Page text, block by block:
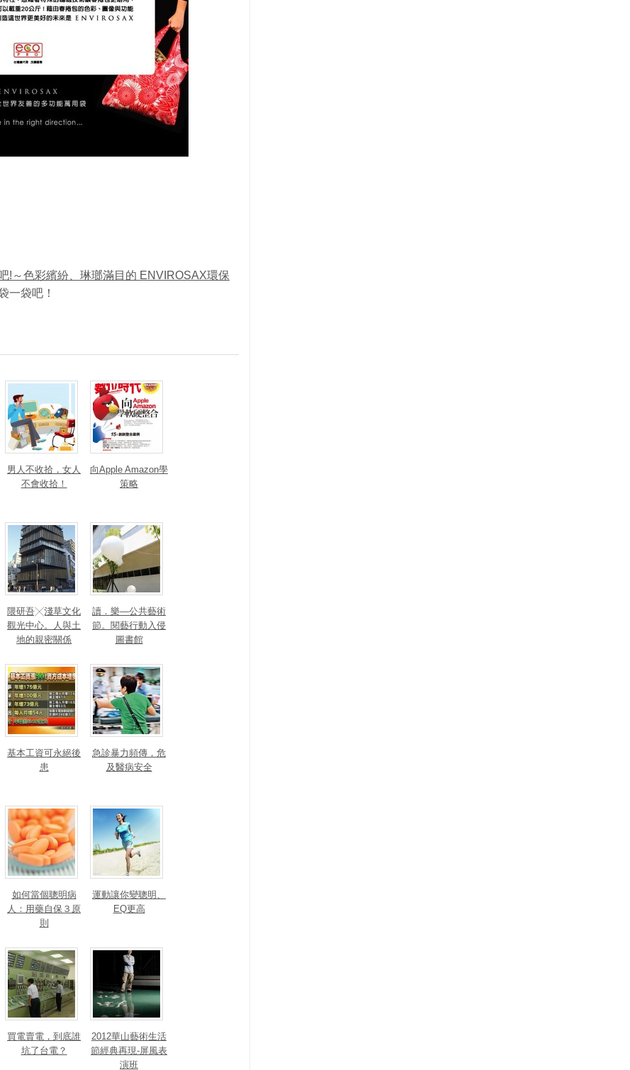
!～色彩繽紛、琳瑯滿目的 ENVIROSAX環保
一袋吧！
男人不收拾，女人
不會收拾！
向Apple Amazon學
策略
隈研吾╳淺草文化
觀光中心。人與土
地的親密關係
讀．樂—公共藝術
節。閱藝行動入侵
圖書館
基本工資可永絕後
患
急診暴力頻傳，危
及醫病安全
如何當個聰明病
人：用藥自保３原
則
運動讓你變聰明、
EQ更高
買電賣電，到底誰
坑了台電？
2012華山藝術生活
節經典再現-屏風表
演班